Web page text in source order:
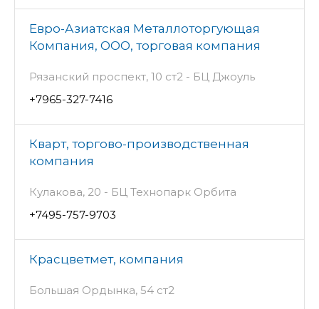
Евро-Азиатская Металлоторгующая
Компания, ООО, торговая компания
Рязанский проспект, 10 ст2 - БЦ Джоуль
+7965-327-7416
Кварт, торгово-производственная
компания
Кулакова, 20 - БЦ Технопарк Орбита
+7495-757-9703
Красцветмет, компания
Большая Ордынка, 54 ст2